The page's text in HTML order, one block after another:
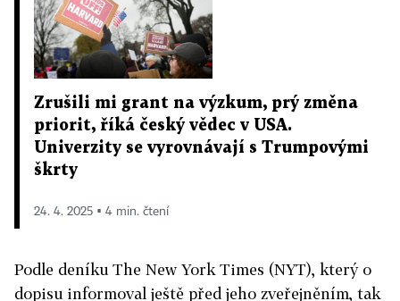
Zrušili mi grant na výzkum, prý změna
priorit, říká český vědec v USA.
Univerzity se vyrovnávají s Trumpovými
škrty
24. 4. 2025 ▪ 4 min. čtení
Podle deníku The New York Times (NYT), který o
dopisu informoval ještě před jeho zveřejněním, tak